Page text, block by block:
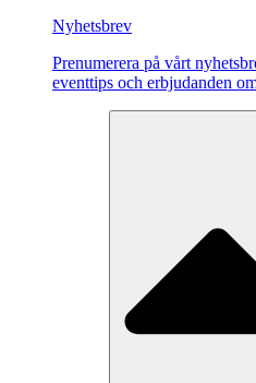
Nyhetsbrev
Pre­nu­me­re­ra på vårt
eventtips och erbjudanden